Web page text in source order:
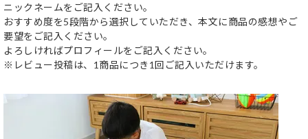
ニックネームをご記入ください。
おすすめ度を5段階から選択していただき、本文に商品の感想やご
要望をご記入ください。
よろしければプロフィールをご記入ください。
※レビュー投稿は、1商品につき1回ご記入いただけます。